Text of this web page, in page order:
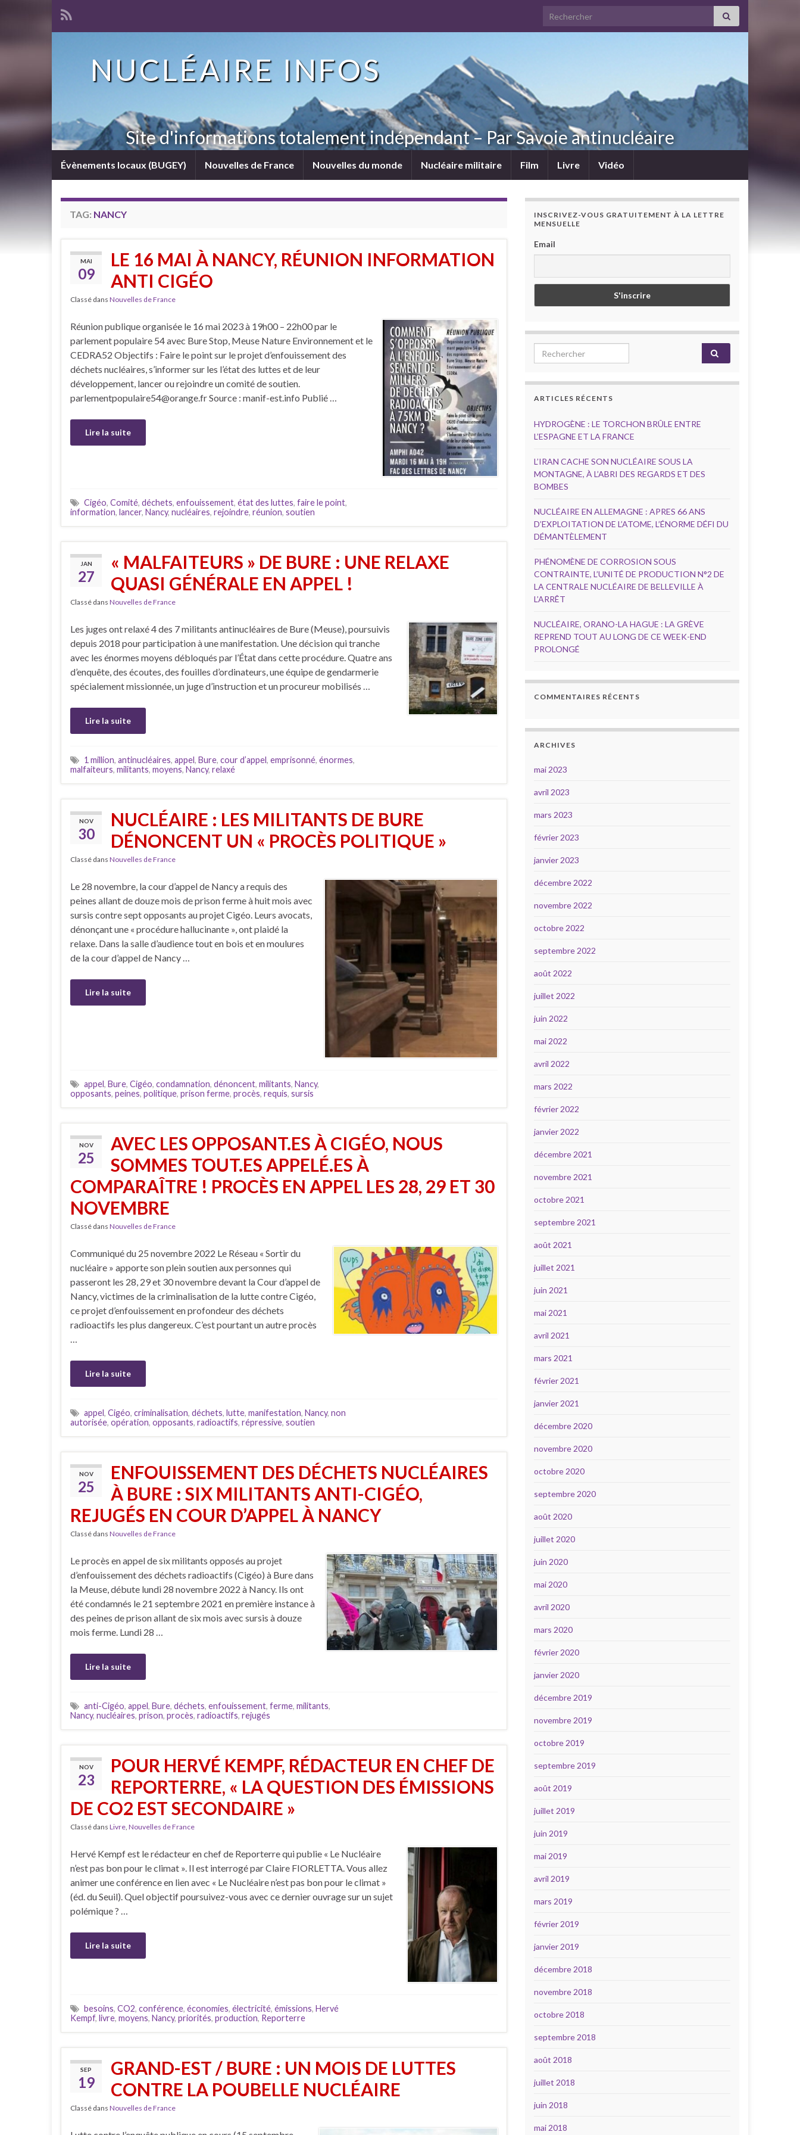
Search for:
NUCLÉAIRE INFOS
Site d'informations totalement indépendant – Par Savoie antinucléaire
Évènements locaux (BUGEY) Nouvelles de France Nouvelles du monde Nucléaire militaire Film Livre Vidéo
TAG: NANCY
MAI
09
LE 16 MAI À NANCY, RÉUNION INFORMATION
ANTI CIGÉO
Classé dans Nouvelles de France
Réunion publique organisée le 16 mai 2023 à 19h00 – 22h00 par le
parlement populaire 54 avec Bure Stop, Meuse Nature Environnement et le
CEDRA52 Objectifs : Faire le point sur le projet d’enfouissement des
déchets nucléaires, s’informer sur les l’état des luttes et de leur
développement, lancer ou rejoindre un comité de soutien.
parlementpopulaire54@orange.fr Source : manif-est.info Publié …
Lire la suite
Cigéo, Comité, déchets, enfouissement, état des luttes, faire le point,
information, lancer, Nancy, nucléaires, rejoindre, réunion, soutien
JAN
27
« MALFAITEURS » DE BURE : UNE RELAXE
QUASI GÉNÉRALE EN APPEL !
Classé dans Nouvelles de France
Les juges ont relaxé 4 des 7 militants antinucléaires de Bure (Meuse), poursuivis
depuis 2018 pour participation à une manifestation. Une décision qui tranche
avec les énormes moyens débloqués par l’État dans cette procédure. Quatre ans
d’enquête, des écoutes, des fouilles d’ordinateurs, une équipe de gendarmerie
spécialement missionnée, un juge d’instruction et un procureur mobilisés …
Lire la suite
1 million, antinucléaires, appel, Bure, cour d’appel, emprisonné, énormes,
malfaiteurs, militants, moyens, Nancy, relaxé
NOV
30
NUCLÉAIRE : LES MILITANTS DE BURE
DÉNONCENT UN « PROCÈS POLITIQUE »
Classé dans Nouvelles de France
Le 28 novembre, la cour d’appel de Nancy a requis des
peines allant de douze mois de prison ferme à huit mois avec
sursis contre sept opposants au projet Cigéo. Leurs avocats,
dénonçant une « procédure hallucinante », ont plaidé la
relaxe. Dans la salle d’audience tout en bois et en moulures
de la cour d’appel de Nancy …
Lire la suite
appel, Bure, Cigéo, condamnation, dénoncent, militants, Nancy,
opposants, peines, politique, prison ferme, procès, requis, sursis
NOV
25
AVEC LES OPPOSANT.ES À CIGÉO, NOUS
SOMMES TOUT.ES APPELÉ.ES À
COMPARAÎTRE ! PROCÈS EN APPEL LES 28, 29 ET 30
NOVEMBRE
Classé dans Nouvelles de France
Communiqué du 25 novembre 2022 Le Réseau « Sortir du
nucléaire » apporte son plein soutien aux personnes qui
passeront les 28, 29 et 30 novembre devant la Cour d’appel de
Nancy, victimes de la criminalisation de la lutte contre Cigéo,
ce projet d’enfouissement en profondeur des déchets
radioactifs les plus dangereux. C’est pourtant un autre procès
…
Lire la suite
appel, Cigéo, criminalisation, déchets, lutte, manifestation, Nancy, non
autorisée, opération, opposants, radioactifs, répressive, soutien
NOV
25
ENFOUISSEMENT DES DÉCHETS NUCLÉAIRES
À BURE : SIX MILITANTS ANTI-CIGÉO,
REJUGÉS EN COUR D’APPEL À NANCY
Classé dans Nouvelles de France
Le procès en appel de six militants opposés au projet
d’enfouissement des déchets radioactifs (Cigéo) à Bure dans
la Meuse, débute lundi 28 novembre 2022 à Nancy. Ils ont
été condamnés le 21 septembre 2021 en première instance à
des peines de prison allant de six mois avec sursis à douze
mois ferme. Lundi 28 …
Lire la suite
anti-Cigéo, appel, Bure, déchets, enfouissement, ferme, militants,
Nancy, nucléaires, prison, procès, radioactifs, rejugés
NOV
23
POUR HERVÉ KEMPF, RÉDACTEUR EN CHEF DE
REPORTERRE, « LA QUESTION DES ÉMISSIONS
DE CO2 EST SECONDAIRE »
Classé dans Livre, Nouvelles de France
Hervé Kempf est le rédacteur en chef de Reporterre qui publie « Le Nucléaire
n’est pas bon pour le climat ». Il est interrogé par Claire FIORLETTA. Vous allez
animer une conférence en lien avec « Le Nucléaire n’est pas bon pour le climat »
(éd. du Seuil). Quel objectif poursuivez-vous avec ce dernier ouvrage sur un sujet
polémique ? …
Lire la suite
besoins, CO2, conférence, économies, électricité, émissions, Hervé
Kempf, livre, moyens, Nancy, priorités, production, Reporterre
SEP
19
GRAND-EST / BURE : UN MOIS DE LUTTES
CONTRE LA POUBELLE NUCLÉAIRE
Classé dans Nouvelles de France
INSCRIVEZ-VOUS GRATUITEMENT À LA LETTRE
MENSUELLE
Email
Search for:
ARTICLES RÉCENTS
HYDROGÈNE : LE TORCHON BRÛLE ENTRE
L’ESPAGNE ET LA FRANCE
L’IRAN CACHE SON NUCLÉAIRE SOUS LA
MONTAGNE, À L’ABRI DES REGARDS ET DES
BOMBES
NUCLÉAIRE EN ALLEMAGNE : APRES 66 ANS
D’EXPLOITATION DE L’ATOME, L’ÉNORME DÉFI DU
DÉMANTÈLEMENT
PHÉNOMÈNE DE CORROSION SOUS
CONTRAINTE, L’UNITÉ DE PRODUCTION N°2 DE
LA CENTRALE NUCLÉAIRE DE BELLEVILLE À
L’ARRÊT
NUCLÉAIRE, ORANO-LA HAGUE : LA GRÈVE
REPREND TOUT AU LONG DE CE WEEK-END
PROLONGÉ
COMMENTAIRES RÉCENTS
ARCHIVES
mai 2023
avril 2023
mars 2023
février 2023
janvier 2023
décembre 2022
novembre 2022
octobre 2022
septembre 2022
août 2022
juillet 2022
juin 2022
mai 2022
avril 2022
mars 2022
février 2022
janvier 2022
décembre 2021
novembre 2021
octobre 2021
septembre 2021
août 2021
juillet 2021
juin 2021
mai 2021
avril 2021
mars 2021
février 2021
janvier 2021
décembre 2020
novembre 2020
octobre 2020
septembre 2020
août 2020
juillet 2020
juin 2020
mai 2020
avril 2020
mars 2020
février 2020
janvier 2020
décembre 2019
novembre 2019
octobre 2019
septembre 2019
août 2019
juillet 2019
juin 2019
mai 2019
avril 2019
mars 2019
février 2019
janvier 2019
décembre 2018
novembre 2018
octobre 2018
septembre 2018
août 2018
juillet 2018
juin 2018
mai 2018